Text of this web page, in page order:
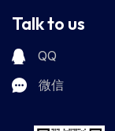
Talk to us
QQ
微信